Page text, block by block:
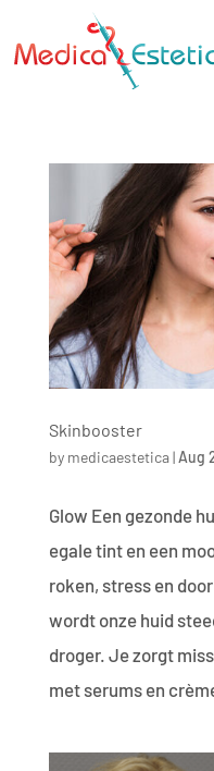
Skinbooster
by medicaestetica|Aug
Glow Een gezonde
egale tint en een
roken, stress en
wordt onze huid
droger. Je zorgt
met serums en